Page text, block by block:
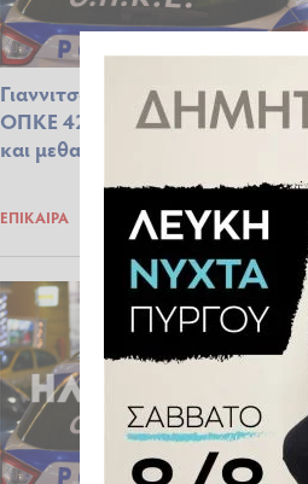
Γιαννιτσοχώρι: Στα χέρια της
ΟΠΚΕ 42χρονος με τσιγαριλίκια
και μεθαμφεταμίνη
ΕΠΊΚΑΙΡΑ 15.11.2025 11:56